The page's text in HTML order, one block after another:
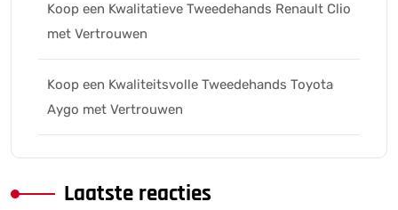
Koop een Kwalitatieve Tweedehands Renault Clio
met Vertrouwen
Koop een Kwaliteitsvolle Tweedehands Toyota
Aygo met Vertrouwen
Laatste reacties